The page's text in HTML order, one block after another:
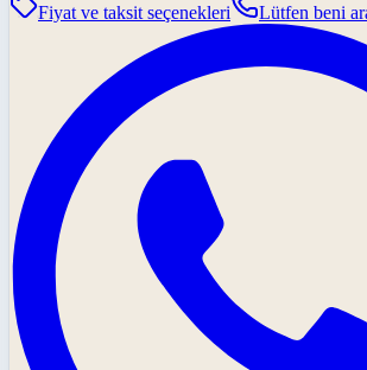
Fiyat ve taksit seçenekleri
Lütfen beni